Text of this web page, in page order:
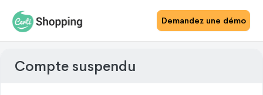
Demandez une démo
Compte suspendu